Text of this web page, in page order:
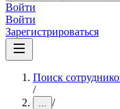
Войти
Войти
Зарегистрироваться
Поиск
/
... /